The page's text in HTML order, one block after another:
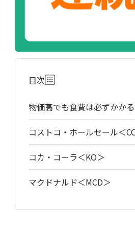
目次
物価高でも食費は必ずかかる
コストコ・ホールセール＜
コカ・コーラ＜KO＞
マクドナルド＜MCD＞